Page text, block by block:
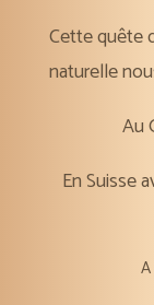
Cette quête
naturelle
Au
En Suisse